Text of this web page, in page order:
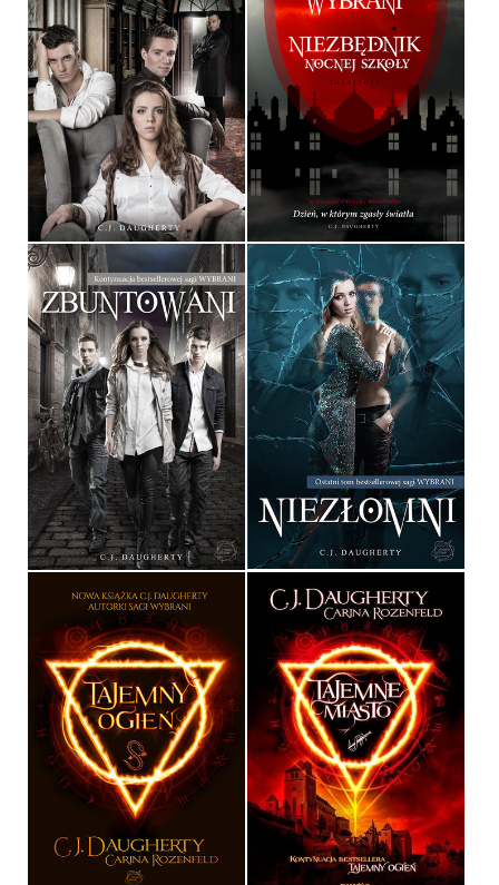
ZAGROŻENI
C.J. DAUGHERTY
OPRAWA MIĘKKA
39,90 ZŁ
WYBRANI
C.J. DAUGHERTY
OPRAWA TWARDA
34,90 ZŁ
ZBUNTOWANI
C.J. DAUGHERTY
OPRAWA MIĘKKA
39,90 ZŁ
NIEZŁOMNI
C.J. DAUGHERTY
OPRAWA MIĘKKA
39,90 ZŁ
TAJEMNY OGIEŃ
C.J. DAUGHERTY, CARINA
ROZENFELD
OPRAWA MIĘKKA
39,90 ZŁ
TAJEMNE MIASTO
C.J. DAUGHERTY, CARINA
ROZENFELD
39,90 ZŁ